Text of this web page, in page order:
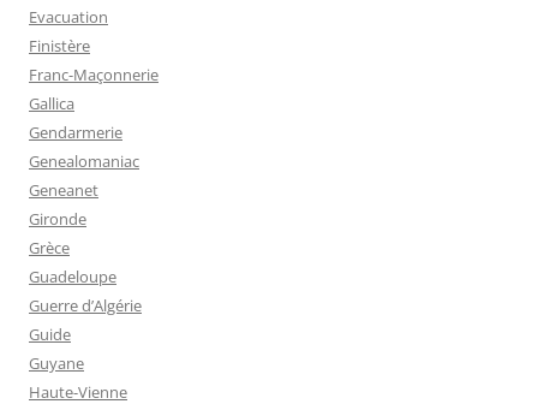
Evacuation
Finistère
Franc-Maçonnerie
Gallica
Gendarmerie
Genealomaniac
Geneanet
Gironde
Grèce
Guadeloupe
Guerre d’Algérie
Guide
Guyane
Haute-Vienne